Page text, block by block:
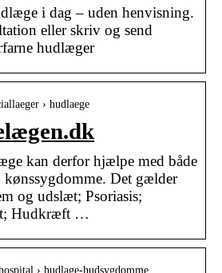
i dag – uden henvisning.
eller skriv og send
hudlæger
› hudlaege
kan derfor hjælpe med både
Det gælder
og udslæt; Psoriasis;
Hudkræft …
› hudlage-hudsygdomme